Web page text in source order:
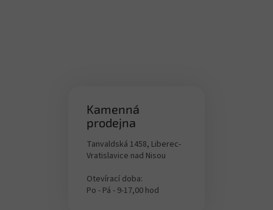
Kamenná
prodejna
Tanvaldská 1458, Liberec-
Vratislavice nad Nisou
Otevírací doba:
Po - Pá - 9-17,00 hod